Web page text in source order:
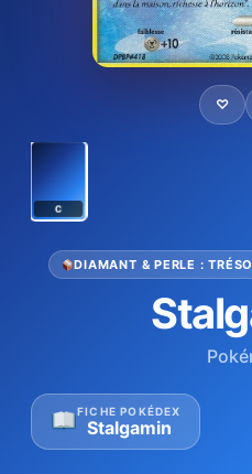
♡
C
DIAMANT & PERLE :
FICHE POKÉDEX
Stalgamin